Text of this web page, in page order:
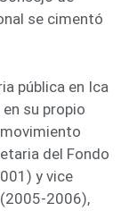
se cimentó
pública en Ica
su propio
del Fondo
y vice
2006),